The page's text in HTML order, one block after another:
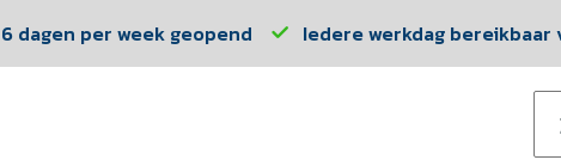
6 dagen per week geopend Iedere werkdag bereikbaar